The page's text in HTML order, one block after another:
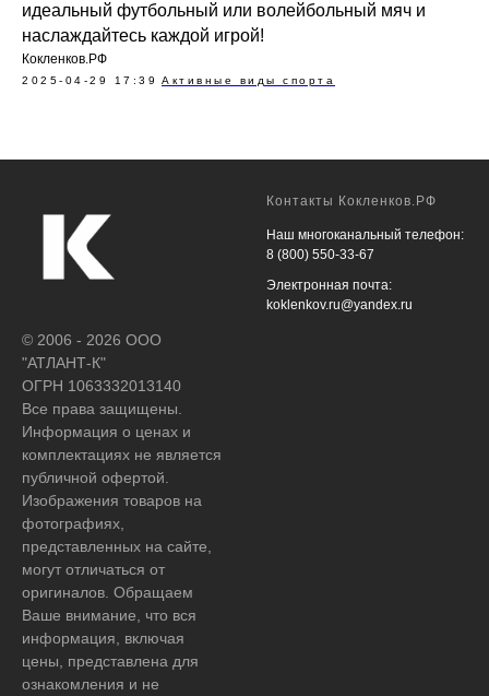
идеальный футбольный или волейбольный мяч и
наслаждайтесь каждой игрой!
Кокленков.РФ
2025-04-29 17:39 Активные виды спорта
© 2006 - 2026 ООО
"АТЛАНТ-К"
ОГРН 1063332013140
Все права защищены.
Информация о ценах и
комплектациях не является
публичной офертой.
Изображения товаров на
фотографиях,
представленных на сайте,
могут отличаться от
оригиналов. Обращаем
Ваше внимание, что вся
информация, включая
цены, представлена для
ознакомления и не
Контакты Кокленков.РФ
Наш многоканальный телефон:
8 (800) 550-33-67
Электронная почта:
koklenkov.ru@yandex.ru